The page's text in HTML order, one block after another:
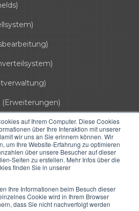
auf Ihrem Computer. Diese Cookies
über Ihre Interaktion mit unserer
wir uns an Sie erinnern können. Wir
um Ihre Website-Erfahrung zu optimieren
über unsere Besucher auf dieser
Seiten zu erstellen. Mehr Infos über die
finden Sie in unserer
Ihre Informationen beim Besuch dieser
Cookie wird in Ihrem Browser
dass Sie nicht nachverfolgt werden